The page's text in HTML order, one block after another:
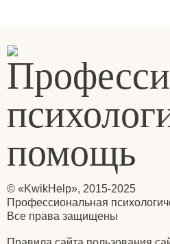
© «KwikHelp», 2015-2025
Профессиональная
Все права защищены